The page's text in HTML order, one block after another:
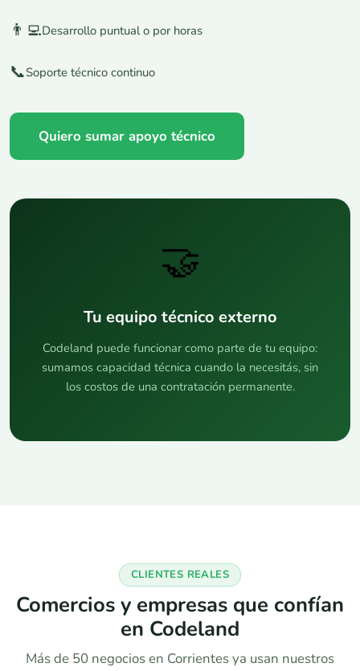
👨‍💻Desarrollo puntual o por horas
📞Soporte técnico continuo
Quiero sumar apoyo técnico
🤝
Tu equipo técnico externo
Codeland puede funcionar como parte de tu equipo:
sumamos capacidad técnica cuando la necesitás, sin
los costos de una contratación permanente.
CLIENTES REALES
Comercios y empresas que confían
en Codeland
Más de 50 negocios en Corrientes ya usan nuestros